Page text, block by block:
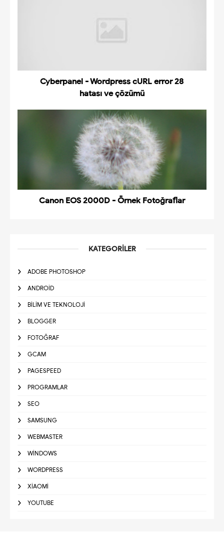
Cyberpanel - Wordpress cURL error 28
hatası ve çözümü
Canon EOS 2000D - Örnek Fotoğraflar
KATEGORILER
ADOBE PHOTOSHOP
ANDROID
BILIM VE TEKNOLOJI
BLOGGER
FOTOĞRAF
GCAM
PAGESPEED
PROGRAMLAR
SEO
SAMSUNG
WEBMASTER
WINDOWS
WORDPRESS
XIAOMI
YOUTUBE